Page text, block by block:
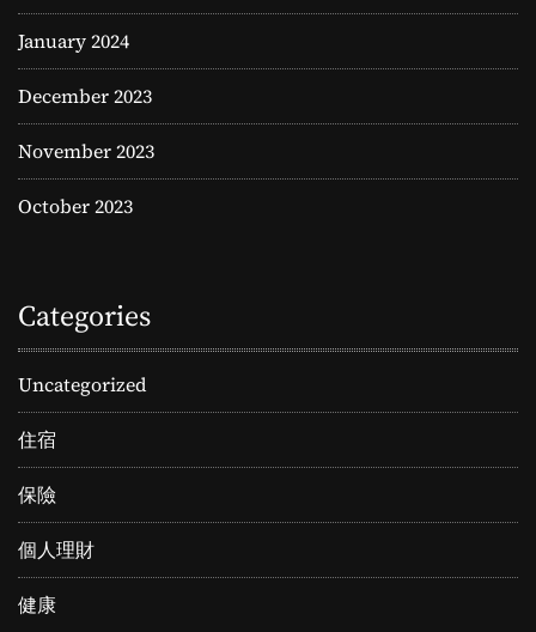
January 2024
December 2023
November 2023
October 2023
Categories
Uncategorized
住宿
保險
個人理財
健康